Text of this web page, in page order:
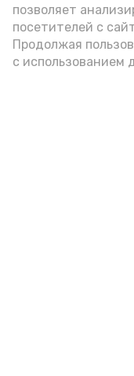
позволяет
посетителей с
Продолжая
с использованием